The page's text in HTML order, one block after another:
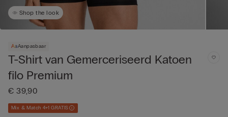
Shop the look
Aanpasbaar
T-Shirt van Gemerceriseerd Katoen
filo Premium
€ 39,90
Mix & Match 4+1 GRATIS